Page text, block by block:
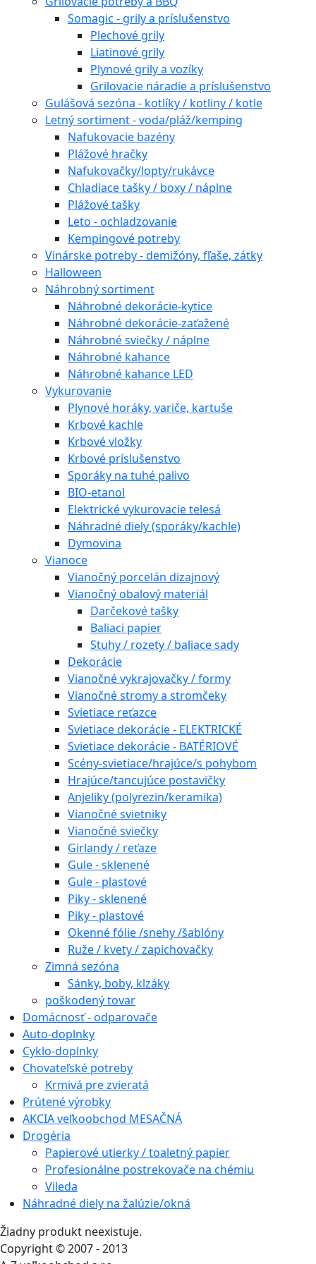
Somagic - grily a príslušenstvo
Plechové grily
Liatinové grily
Plynové grily a vozíky
Grilovacie náradie a príslušenstvo
Gulášová sezóna - kotlíky / kotliny / kotle
Letný sortiment - voda/pláž/kemping
Nafukovacie bazény
Plážové hračky
Nafukovačky/lopty/rukávce
Chladiace tašky / boxy / náplne
Plážové tašky
Leto - ochladzovanie
Kempingové potreby
Vinárske potreby - demižóny, fľaše, zátky
Halloween
Náhrobný sortiment
Náhrobné dekorácie-kytice
Náhrobné dekorácie-zaťažené
Náhrobné sviečky / náplne
Náhrobné kahance
Náhrobné kahance LED
Vykurovanie
Plynové horáky, variče, kartuše
Krbové kachle
Krbové vložky
Krbové príslušenstvo
Sporáky na tuhé palivo
BIO-etanol
Elektrické vykurovacie telesá
Náhradné diely (sporáky/kachle)
Dymovina
Vianoce
Vianočný porcelán dizajnový
Vianočný obalový materiál
Darčekové tašky
Baliaci papier
Stuhy / rozety / baliace sady
Dekorácie
Vianočné vykrajovačky / formy
Vianočné stromy a stromčeky
Svietiace reťazce
Svietiace dekorácie - ELEKTRICKÉ
Svietiace dekorácie - BATÉRIOVÉ
Scény-svietiace/hrajúce/s pohybom
Hrajúce/tancujúce postavičky
Anjeliky (polyrezin/keramika)
Vianočné svietniky
Vianočné sviečky
Girlandy / reťaze
Gule - sklenené
Gule - plastové
Piky - sklenené
Piky - plastové
Okenné fólie /snehy /šablóny
Ruže / kvety / zapichovačky
Zimná sezóna
Sánky, boby, klzáky
poškodený tovar
Domácnosť - odparovače
Auto-doplnky
Cyklo-doplnky
Chovateľské potreby
Krmivá pre zvieratá
Prútené výrobky
AKCIA veľkoobchod MESAČNÁ
Drogéria
Papierové utierky / toaletný papier
Profesionálne postrekovače na chémiu
Vileda
Náhradné diely na žalúzie/okná
Žiadny produkt neexistuje.
Copyright © 2007 - 2013